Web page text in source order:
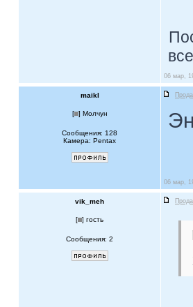
06 мар,
maikl
[ ] Молчун
Сообщения: 128
Камера: Pentax
06 мар,
vik_meh
[ ] гость
Сообщения: 2